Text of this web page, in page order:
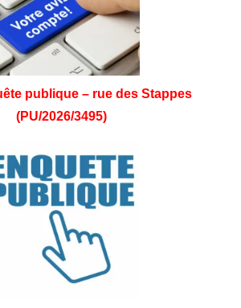
publique – rue des Stappes
(PU/2026/3495)